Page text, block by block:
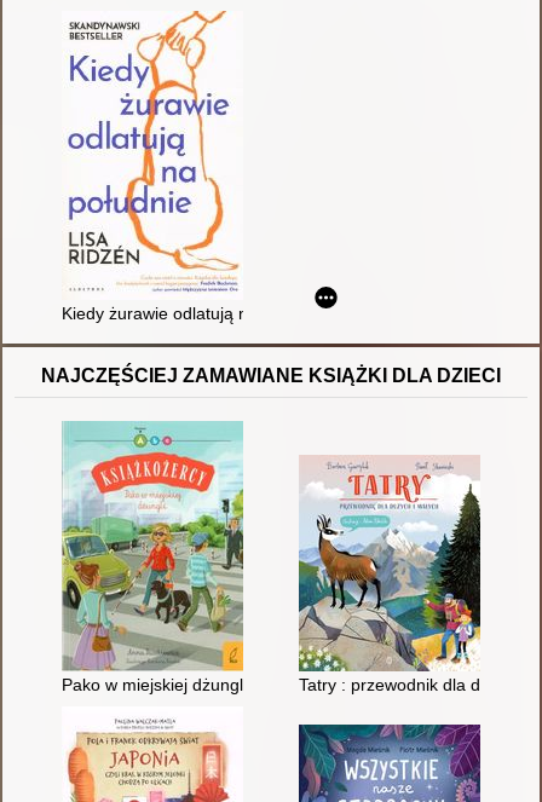
Kiedy żurawie odlatują na południe
NAJCZĘŚCIEJ ZAMAWIANE KSIĄŻKI DLA DZIECI
Pako w miejskiej dżungli Tatry : przewodnik dla dużych i